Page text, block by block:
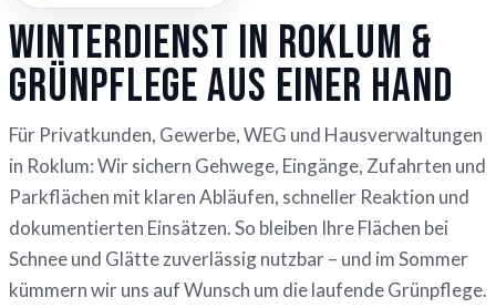
Winterdienst in Roklum &
Grünpflege aus einer Hand
Für Privatkunden, Gewerbe, WEG und Hausverwaltungen
in Roklum: Wir sichern Gehwege, Eingänge, Zufahrten und
Parkflächen mit klaren Abläufen, schneller Reaktion und
dokumentierten Einsätzen. So bleiben Ihre Flächen bei
Schnee und Glätte zuverlässig nutzbar – und im Sommer
kümmern wir uns auf Wunsch um die laufende Grünpflege.